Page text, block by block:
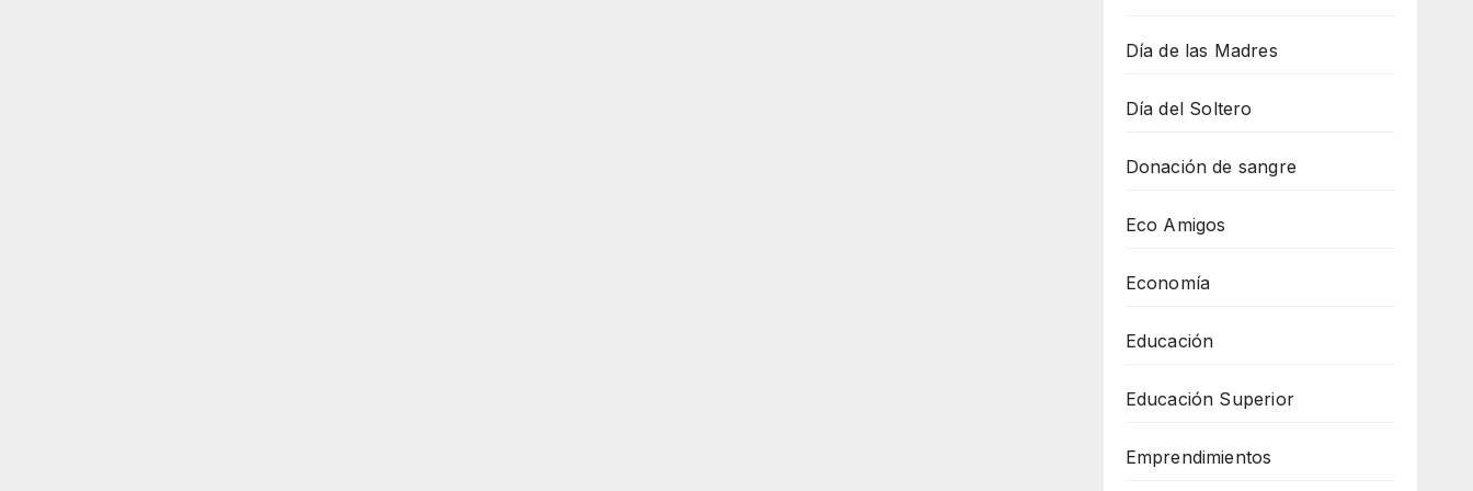
Día de las Madres
Día del Soltero
Donación de sangre
Eco Amigos
Economía
Educación
Educación Superior
Emprendimientos